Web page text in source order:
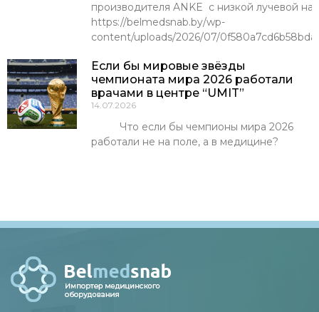
производителя ANKE с низкой лучевой
https://belmedsnab.by/wp-
content/uploads/2026/07/
Если бы мировые звёзды
чемпионата мира 2026 работали
врачами в центре “UMIT”
14.07.2026
Что если бы чемпионы мира 2026
работали не на поле, а в медицине?